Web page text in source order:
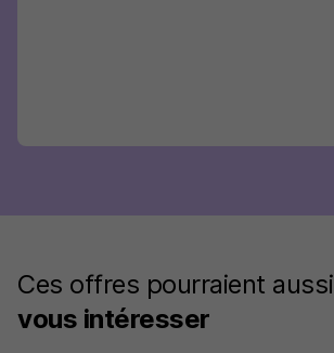
Ces offres pourraient aussi
vous intéresser